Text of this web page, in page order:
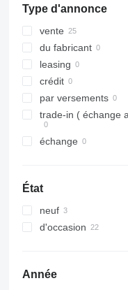
Type d'annonce
vente
du fabricant
leasing
crédit
par versements
trade-in ( échange
échange
État
neuf
d'occasion
Année